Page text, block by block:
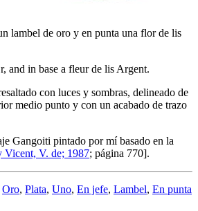
lambel de oro y en punta una flor de lis
and in base a fleur de lis Argent.
con luces y sombras, delineado de
medio punto y con un acabado de trazo
Gangoiti pintado por mí basado en la
Vicent, V. de; 1987; página 770].
Oro, Plata, Uno, En jefe, Lambel, En punta